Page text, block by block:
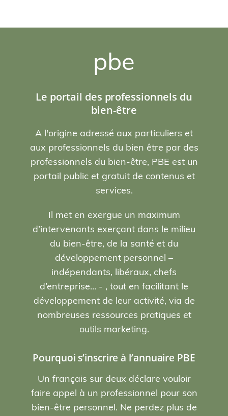
pbe
Le portail des professionnels du
bien-être
A l'origine adressé aux particuliers et
aux professionnels du bien être par des
professionnels du bien-être, PBE est un
portail public et gratuit de contenus et
services.
Il met en exergue un maximum
d’intervenants exerçant dans le milieu
du bien-être, de la santé et du
développement personnel –
indépendants, libéraux, chefs
d’entreprise… - , tout en facilitant le
développement de leur activité, via de
nombreuses ressources pratiques et
outils marketing.
Pourquoi s’inscrire à l’annuaire PBE
Un français sur deux déclare vouloir
faire appel à un professionnel pour son
bien-être personnel. Ne perdez plus de